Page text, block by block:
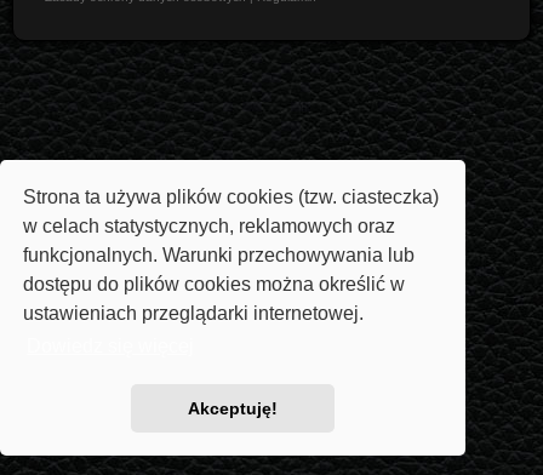
Strona ta używa plików cookies (tzw. ciasteczka)
w celach statystycznych, reklamowych oraz
funkcjonalnych. Warunki przechowywania lub
dostępu do plików cookies można określić w
ustawieniach przeglądarki internetowej.
Akceptuję!